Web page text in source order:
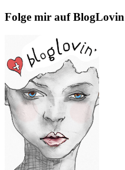
Folge mir auf BlogLovin